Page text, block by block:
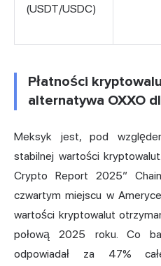
(USDT/USDC)
Płatności
alternatywa OXXO
Meksyk jest, pod
stabilnej wartości
Crypto Report 2025”
czwartym miejscu w
wartości kryptowalut
połową 2025 roku. Co
odpowiadał za 47%